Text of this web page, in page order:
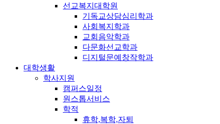
선교복지대학원
기독교상담심리학과
사회복지학과
교회음악학과
다문화선교학과
디지털문예창작학과
대학생활
학사지원
캠퍼스일정
원스톱서비스
학적
휴학,복학,자퇴